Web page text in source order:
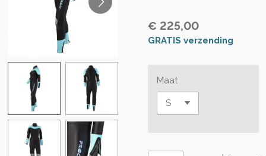
€ 225,00
GRATIS verzending
Maat